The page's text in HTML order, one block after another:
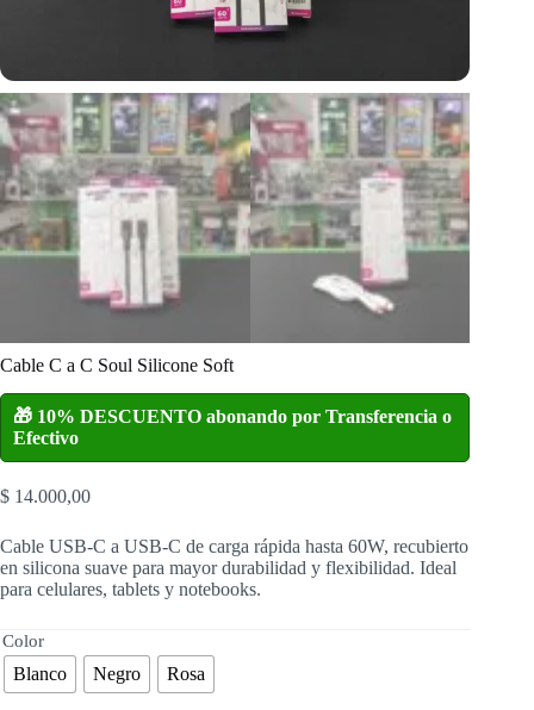
Cable C a C Soul Silicone Soft
🎁 10% DESCUENTO abonando por Transferencia o
Efectivo
$ 14.000,00
Cable USB-C a USB-C de carga rápida hasta 60W, recubierto
en silicona suave para mayor durabilidad y flexibilidad. Ideal
para celulares, tablets y notebooks.
Color
Blanco Negro Rosa